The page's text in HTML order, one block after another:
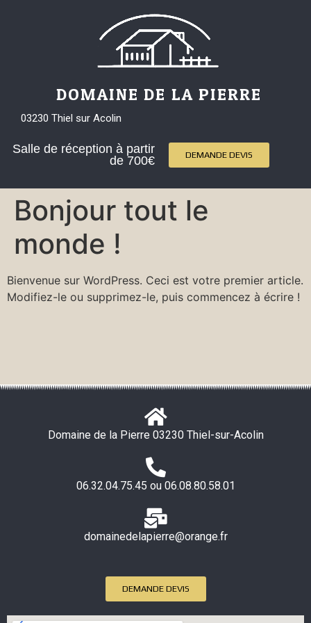
DOMAINE DE LA PIERRE
03230 Thiel sur Acolin
Salle de réception à partir
de 700€
DEMANDE DEVIS
Bonjour tout le
monde !
Bienvenue sur WordPress. Ceci est votre premier article.
Modifiez-le ou supprimez-le, puis commencez à écrire !
Domaine de la Pierre 03230 Thiel-sur-Acolin
06.32.04.75.45 ou 06.08.80.58.01
domainedelapierre@orange.fr
DEMANDE DEVIS